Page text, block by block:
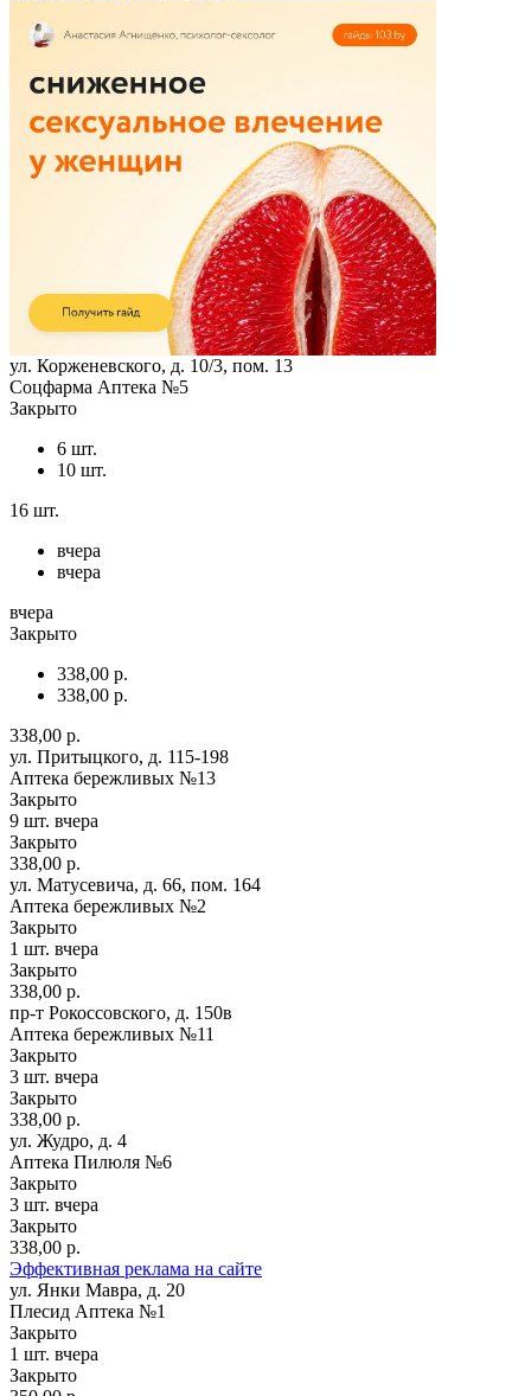
ул. Корженевского, д. 10/3, пом. 13
Соцфарма Аптека №5
Закрыто
6 шт.
10 шт.
16 шт.
вчера
вчера
вчера
Закрыто
338,00 р.
338,00 р.
338,00 р.
ул. Притыцкого, д. 115-198
Аптека бережливых №13
Закрыто
9 шт. вчера
Закрыто
338,00 р.
ул. Матусевича, д. 66, пом. 164
Аптека бережливых №2
Закрыто
1 шт. вчера
Закрыто
338,00 р.
пр-т Рокоссовского, д. 150в
Аптека бережливых №11
Закрыто
3 шт. вчера
Закрыто
338,00 р.
ул. Жудро, д. 4
Аптека Пилюля №6
Закрыто
3 шт. вчера
Закрыто
338,00 р.
Эффективная реклама на сайте
ул. Янки Мавра, д. 20
Плесид Аптека №1
Закрыто
1 шт. вчера
Закрыто